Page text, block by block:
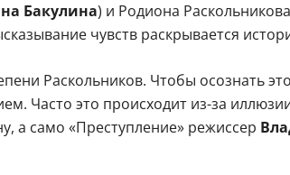
Бакулина) и Родиона
чувств раскрывается
Раскольников. Чтобы осознать
Часто это происходит из-за
а само «Преступление» режиссер